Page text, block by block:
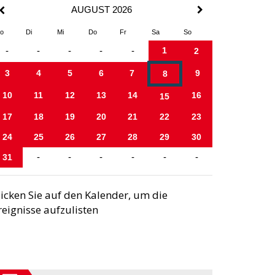
AUGUST 2026
Di Mi Do Fr Sa So
- - - - - 1 2
3 4 5 6 7 8 9
10 11 12 13 14 15 16
17 18 19 20 21 22 23
24 25 26 27 28 29 30
31 - - - - - -
Sie auf den Kalender, um die
aufzulisten